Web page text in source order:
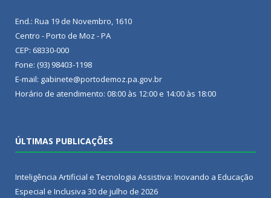
End.: Rua 19 de Novembro, 1610
Centro - Porto de Moz - PA
CEP: 68330-000
Fone: (93) 98403-1198
E-mail: gabinete@portodemoz.pa.gov.br
Horário de atendimento: 08:00 às 12:00 e 14:00 às 18:00
ÚLTIMAS PUBLICAÇÕES
Inteligência Artificial e Tecnologia Assistiva: Inovando a Educação
Especial e Inclusiva 30 de julho de 2026